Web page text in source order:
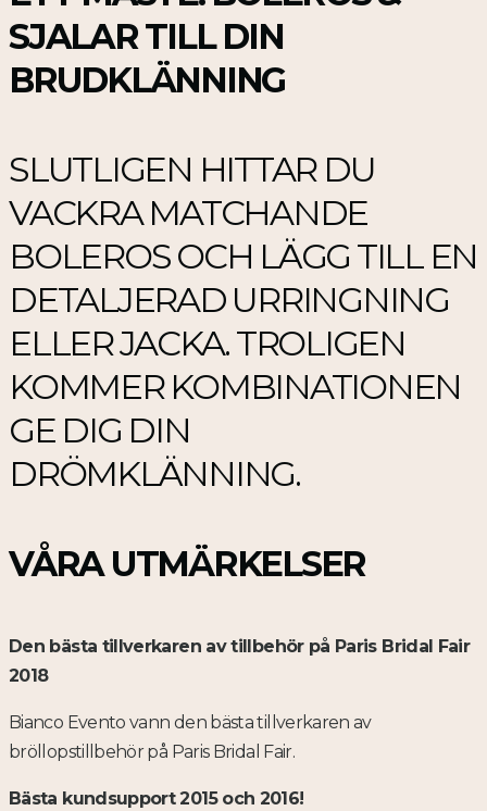
SJALAR TILL DIN
BRUDKLÄNNING
SLUTLIGEN HITTAR DU
VACKRA MATCHANDE
BOLEROS OCH LÄGG TILL EN
DETALJERAD URRINGNING
ELLER JACKA. TROLIGEN
KOMMER KOMBINATIONEN
GE DIG DIN
DRÖMKLÄNNING.
VÅRA UTMÄRKELSER
Den bästa tillverkaren av tillbehör på Paris Bridal Fair
2018
Bianco Evento vann den bästa tillverkaren av
bröllopstillbehör på Paris Bridal Fair.
Bästa kundsupport 2015 och 2016!